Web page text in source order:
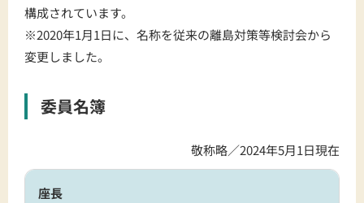
構成されています。
※2020年1月1日に、名称を従来の離島対策等検討会から
変更しました。
委員名簿
敬称略／2024年5月1日現在
座長